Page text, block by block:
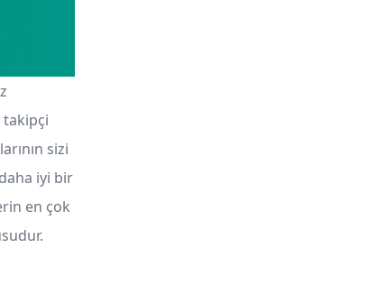
takipçi
sizi
iyi bir
en çok